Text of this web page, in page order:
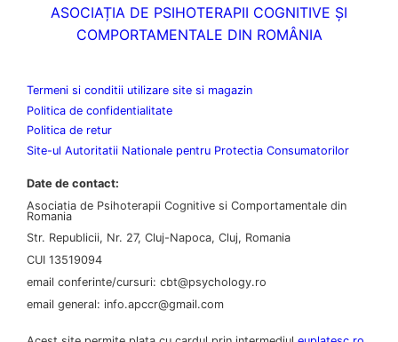
ASOCIAȚIA DE PSIHOTERAPII COGNITIVE ȘI
COMPORTAMENTALE DIN ROMÂNIA
Termeni si conditii utilizare site si magazin
Politica de confidentialitate
Politica de retur
Site-ul Autoritatii Nationale pentru Protectia Consumatorilor
Date de contact:
Asociatia de Psihoterapii Cognitive si Comportamentale din
Romania
Str. Republicii, Nr. 27, Cluj-Napoca, Cluj, Romania
CUI 13519094
email conferinte/cursuri: cbt@psychology.ro
email general: info.apccr@gmail.com